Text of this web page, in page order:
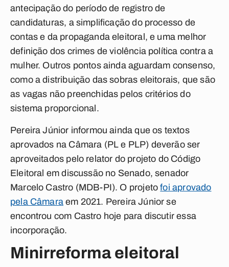
antecipação do período de registro de
candidaturas, a simplificação do processo de
contas e da propaganda eleitoral, e uma melhor
definição dos crimes de violência política contra a
mulher. Outros pontos ainda aguardam consenso,
como a distribuição das sobras eleitorais, que são
as vagas não preenchidas pelos critérios do
sistema proporcional.
Pereira Júnior informou ainda que os textos
aprovados na Câmara (PL e PLP) deverão ser
aproveitados pelo relator do projeto do Código
Eleitoral em discussão no Senado, senador
Marcelo Castro (MDB-PI). O projetofoi aprovado
pela Câmaraem 2021. Pereira Júnior se
encontrou com Castro hoje para discutir essa
incorporação.
Minirreforma eleitoral